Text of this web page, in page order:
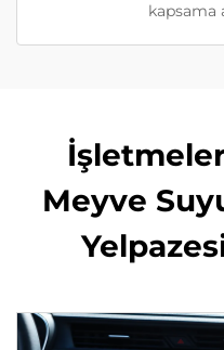
kapsama
Meyve